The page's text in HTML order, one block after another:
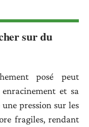
sur du
posé peut
et sa
pression sur les
fragiles, rendant